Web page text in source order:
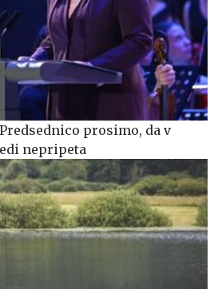
prosimo, da v
nepripeta